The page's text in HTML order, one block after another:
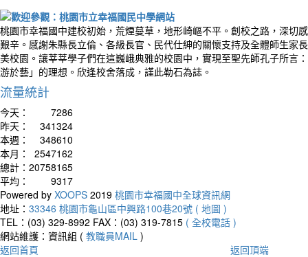
桃園市幸福國中建校初始，荒煙蔓草，地形崎嶇不平。創校之路，深切
艱辛。感謝朱縣長立倫、各級長官、民代仕紳的關懷支持及全體師生家
美校園。讓莘莘學子們在這巍峨典雅的校園中，實現至聖先師孔子所言
游於藝」的理想。欣逢校舍落成，謹此勒石為誌。
流量統計
今天：
7286
昨天：
341324
本週：
348610
本月：
2547162
總計： 20758165
平均：
9317
Powered by XOOPS 2019 桃園市幸福國中全球資訊網
地址： 33346 桃園市龜山區中興路100巷20號 ( 地圖 )
TEL：(03) 329-8992 FAX：(03) 319-7815 ( 全校電話 )
網站維護：資訊組 ( 教職員MAIL )
返回首頁
返回頂端